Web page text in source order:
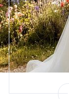
Силуэт
Кружево
Юбка
Глиттер
Шлейф